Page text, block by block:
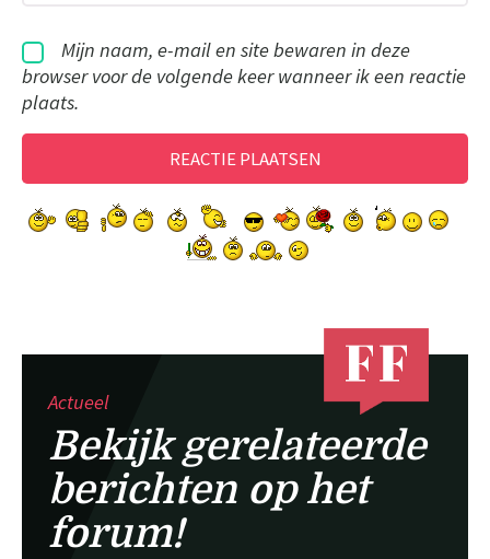
Mijn naam, e-mail en site bewaren in deze
browser voor de volgende keer wanneer ik een reactie
plaats.
Actueel
Bekijk gerelateerde
berichten op het
forum!